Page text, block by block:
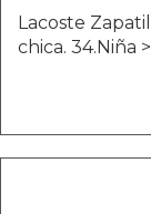
Lacoste
chica. 34.Niña